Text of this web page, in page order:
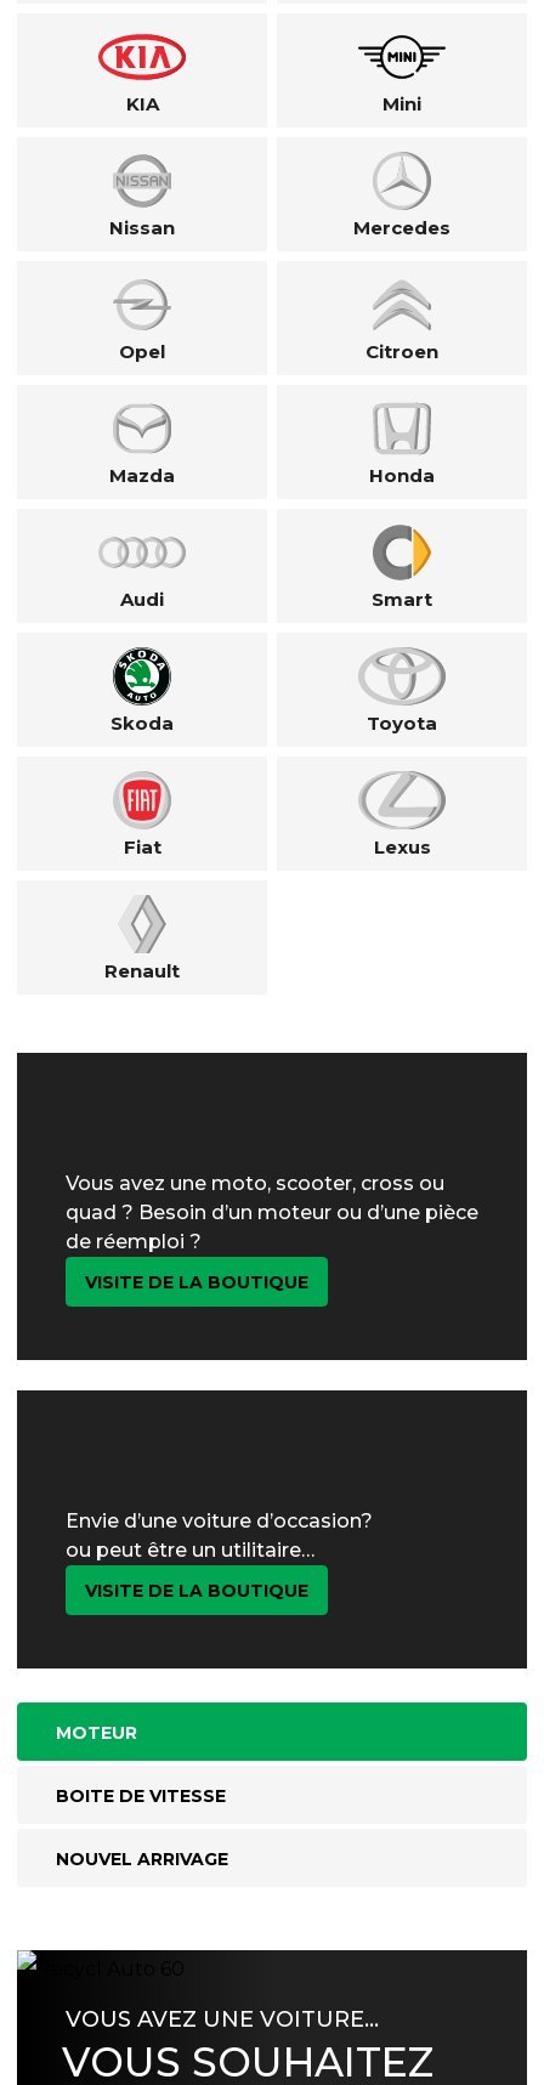
KIA Mini
Nissan Mercedes
Opel Citroen
Mazda Honda
Audi Smart
Skoda Toyota
Fiat Lexus
Renault
Vous avez une moto, scooter, cross ou
quad ? Besoin d’un moteur ou d’une pièce
de réemploi ?
VISITE DE LA BOUTIQUE
Envie d’une voiture d’occasion?
ou peut être un utilitaire…
VISITE DE LA BOUTIQUE
MOTEUR
BOITE DE VITESSE
NOUVEL ARRIVAGE
VOUS AVEZ UNE VOITURE…
VOUS SOUHAITEZ